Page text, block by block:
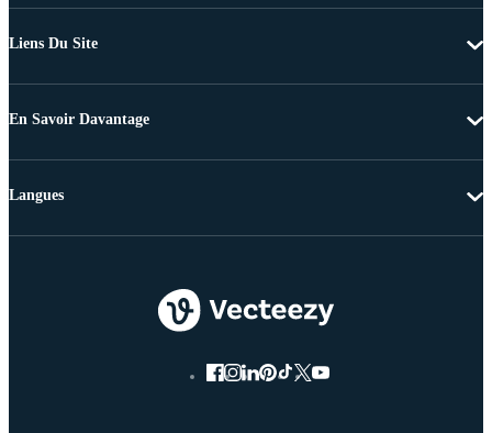
Liens Du Site
En Savoir Davantage
Langues